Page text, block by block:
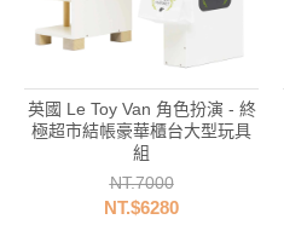
英國 Le Toy Van 角色扮演 - 終
極超市結帳豪華櫃台大型玩具
組
NT.7000
NT.$6280